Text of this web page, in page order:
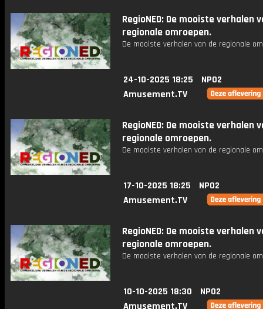
RegioNED: De mooiste verhalen
regionale omroepen.
De mooiste verhalen van de regionale
24-10-2025 18:25
NPO2
Amusement.TV
RegioNED: De mooiste verhalen
regionale omroepen.
De mooiste verhalen van de regionale
17-10-2025 18:25
NPO2
Amusement.TV
RegioNED: De mooiste verhalen
regionale omroepen.
De mooiste verhalen van de regionale
10-10-2025 18:30
NPO2
Amusement.TV